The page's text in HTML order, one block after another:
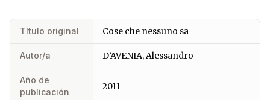
Título original Cose che nessuno sa
Autor/a D’AVENIA, Alessandro
Año de
publicación
2011